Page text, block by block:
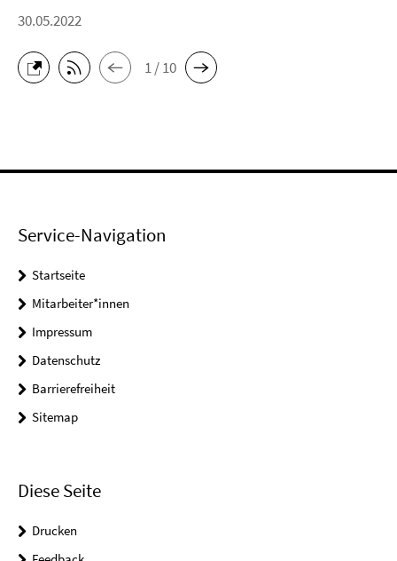
30.05.2022
1 / 10
Service-Navigation
Startseite
Mitarbeiter*innen
Impressum
Datenschutz
Barrierefreiheit
Sitemap
Diese Seite
Drucken